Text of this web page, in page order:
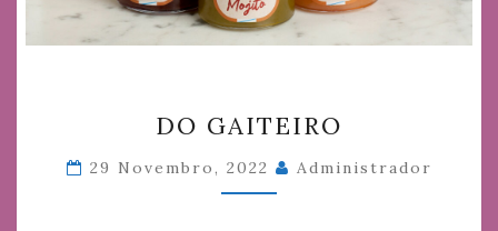
GAITEIRO
DO GAITEIRO
29 Novembro, 2022 Administrador